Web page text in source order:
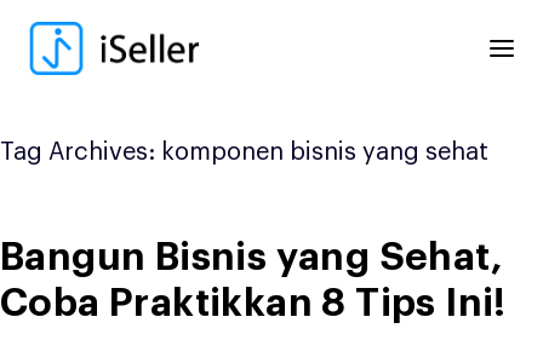
content
Tag Archives: komponen bisnis yang sehat
Bangun Bisnis yang Sehat,
Coba Praktikkan 8 Tips Ini!